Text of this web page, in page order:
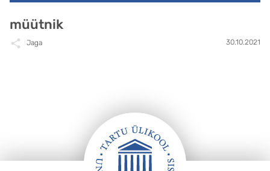
müütnik
Jaga 30.10.2021